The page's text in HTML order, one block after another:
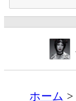
ホーム